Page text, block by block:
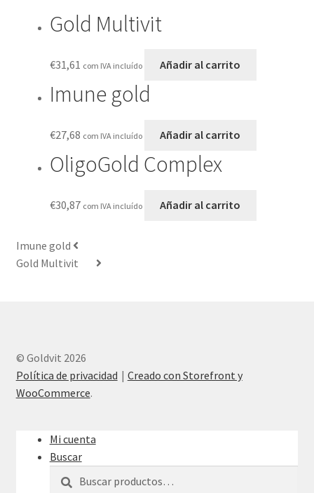
Gold Multivit
€31,61 com IVA incluído Añadir al carrito
Imune gold
€27,68 com IVA incluído Añadir al carrito
OligoGold Complex
€30,87 com IVA incluído Añadir al carrito
Imune gold
Gold Multivit
© Goldvit 2026
Política de privacidad
Creado con Storefront y
WooCommerce.
Mi cuenta
Buscar
Buscar
Buscar